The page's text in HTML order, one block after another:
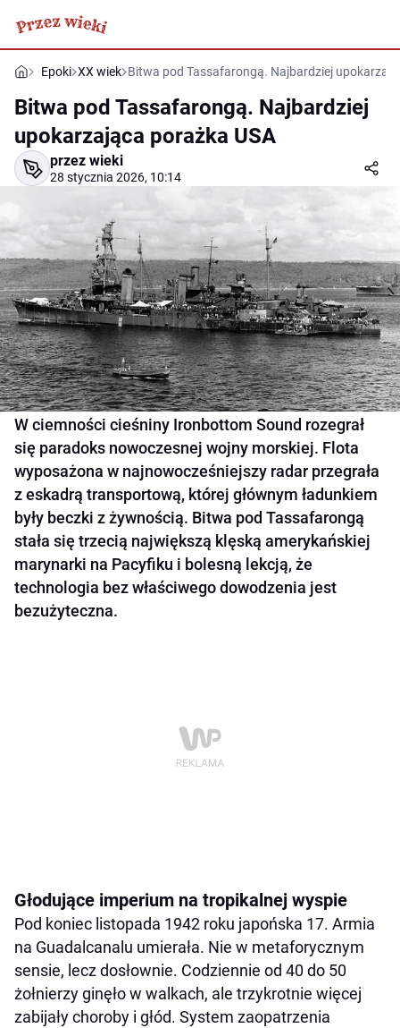
Epoki XX wiek Bitwa pod Tassafarongą. Najbardziej
Bitwa pod Tassafarongą. Najbardziej
upokarzająca porażka USA
przez wieki
28 stycznia 2026, 10:14
W ciemności cieśniny Ironbottom Sound rozegrał
się paradoks nowoczesnej wojny morskiej. Flota
wyposażona w najnowocześniejszy radar przegrała
z eskadrą transportową, której głównym ładunkiem
były beczki z żywnością. Bitwa pod Tassafarongą
stała się trzecią największą klęską amerykańskiej
marynarki na Pacyfiku i bolesną lekcją, że
technologia bez właściwego dowodzenia jest
bezużyteczna.
Głodujące imperium na tropikalnej wyspie
Pod koniec listopada 1942 roku japońska 17. Armia
na Guadalcanalu umierała. Nie w metaforycznym
sensie, lecz dosłownie. Codziennie od 40 do 50
żołnierzy ginęło w walkach, ale trzykrotnie więcej
zabijały choroby i głód. System zaopatrzenia